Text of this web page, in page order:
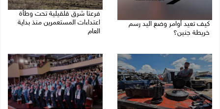
كيف تعيد أوامر وضع اليد رسم
خريطة جنين؟
فرعتا شرق قلقيلية تحت وطأة
اعتداءات المستعمرين منذ بداية
العام